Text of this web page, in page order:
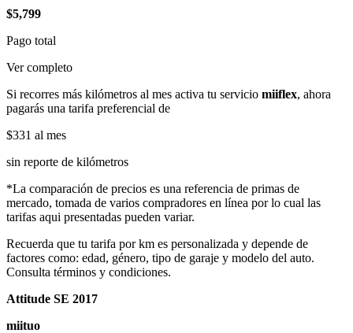
$5,799
Pago total
Ver completo
Si recorres más kilómetros al mes activa tu servicio miiflex, ahora
pagarás una tarifa preferencial de
$331 al mes
sin reporte de kilómetros
*La comparación de precios es una referencia de primas de
mercado, tomada de varios compradores en línea por lo cual las
tarifas aqui presentadas pueden variar.
Recuerda que tu tarifa por km es personalizada y depende de
factores como: edad, género, tipo de garaje y modelo del auto.
Consulta términos y condiciones.
Attitude SE 2017
miituo